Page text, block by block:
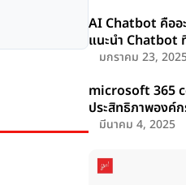
AI Chatbot คืออ
แนะนำ Chatbot
มกราคม 23,
microsoft 365
ประสิทธิภาพองค์
มีนาคม 4, 2025